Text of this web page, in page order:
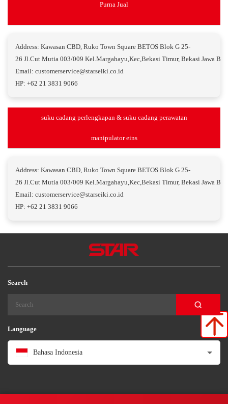
Purna Jual
Address: Kawasan CBD, Ruko Town Square BETOS Blok G 25-
26 Jl.Cut Mutia 003/009 Kel.Margahayu,Kec,Bekasi Timur, Bekasi Jawa
Email: customerservice@starseiki.co.id
HP: +62 21 3831 9066
suku cadang perlengkapan & suku cadang perawatan
manipulator eins
Address: Kawasan CBD, Ruko Town Square BETOS Blok G 25-
26 Jl.Cut Mutia 003/009 Kel.Margahayu,Kec,Bekasi Timur, Bekasi Jawa
Email: customerservice@starseiki.co.id
HP: +62 21 3831 9066
Search
Language
Bahasa Indonesia